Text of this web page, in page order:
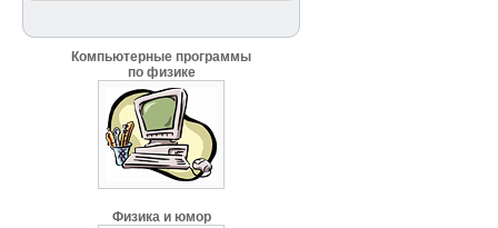
Компьютерные программы
по физике
Физика и юмор